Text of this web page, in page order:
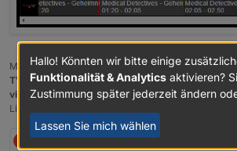
Meine Adapter und Widgets
TVProgram,SqueezeboxRPC,OpenLiga,
vis-json-template, skiinfo, vis-mapwidgets,vis-
Links im
F 4 Antworten
Hallo! Könnten wir bitte einige
Funktionalität & Analytics aktivieren?
Zustimmung später jederzeit ändern
Lassen Sie mich wählen